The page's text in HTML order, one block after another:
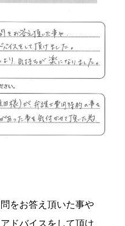
をお答え頂いた事や
ドバイスをして頂け